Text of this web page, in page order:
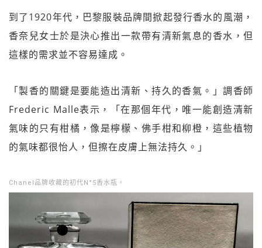
到了1920年代，巴黎服裝品牌間掀起發行香水的風潮，
香奈兒女士於是決心推出一款帶有清新氣息的香水，但
這樣的需求並不容易達成。
「製香的關鍵是要能造出清新、持久的香氣。」調香師
Frederic Malle表示，「在那個年代，唯一能創造清新
氣味的只有柑橘，像是檸檬、佛手柑和柳橙，這些植物
的氣味都很怡人，但擦在皮膚上無法持久。」
Chanel品牌收藏的初代N°5香水瓶。